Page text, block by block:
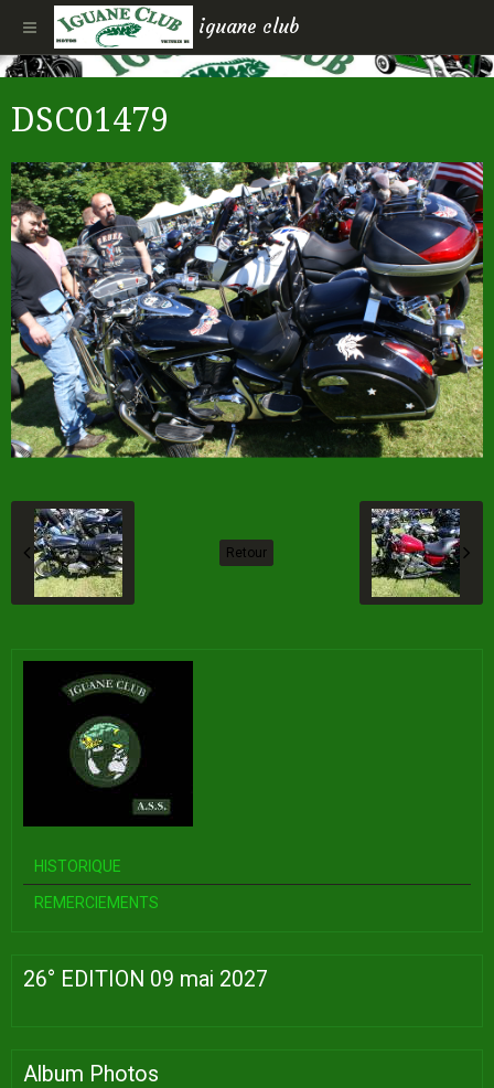
iguane club
DSC01479
Retour
HISTORIQUE
REMERCIEMENTS
26° EDITION 09 mai 2027
Album Photos